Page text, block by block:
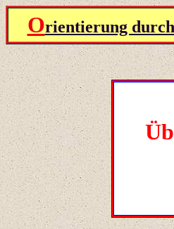
Orientierung durch